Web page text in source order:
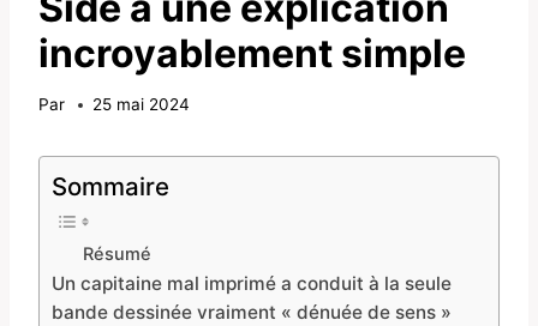
incroyablement simple
Par 25 mai 2024
Sommaire
Résumé
Un capitaine mal imprimé a conduit à la seule
bande dessinée vraiment « dénuée de sens »